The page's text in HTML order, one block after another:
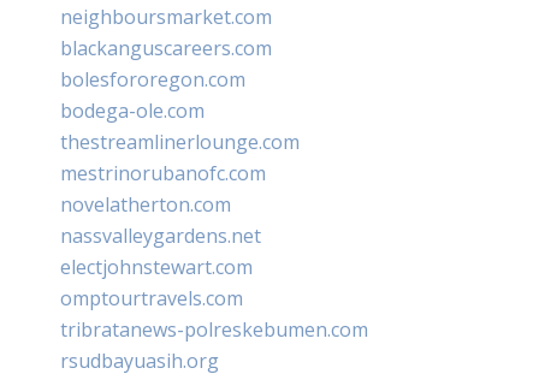
neighboursmarket.com
blackanguscareers.com
bolesfororegon.com
bodega-ole.com
thestreamlinerlounge.com
mestrinorubanofc.com
novelatherton.com
nassvalleygardens.net
electjohnstewart.com
omptourtravels.com
tribratanews-polreskebumen.com
rsudbayuasih.org